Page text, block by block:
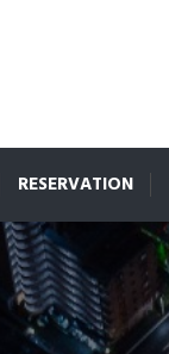
RESERVATION